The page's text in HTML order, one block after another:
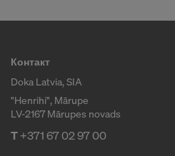
Контакт
Doka Latvia, SIA
"Henrihi", Mārupe
LV-2167 Mārupes novads
T+371 67 02 97 00